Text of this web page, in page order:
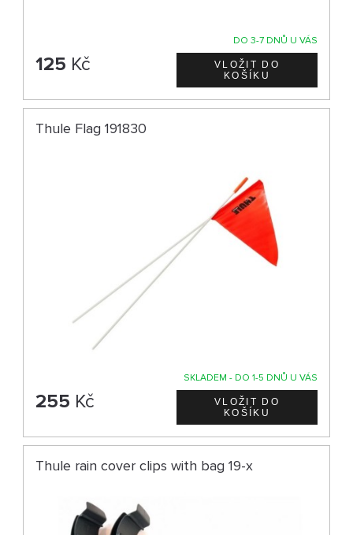
DO 3-7 DNŮ U VÁS
125 Kč
Thule Flag 191830
SKLADEM - DO 1-5 DNŮ U VÁS
255 Kč
Thule rain cover clips with bag 19-x